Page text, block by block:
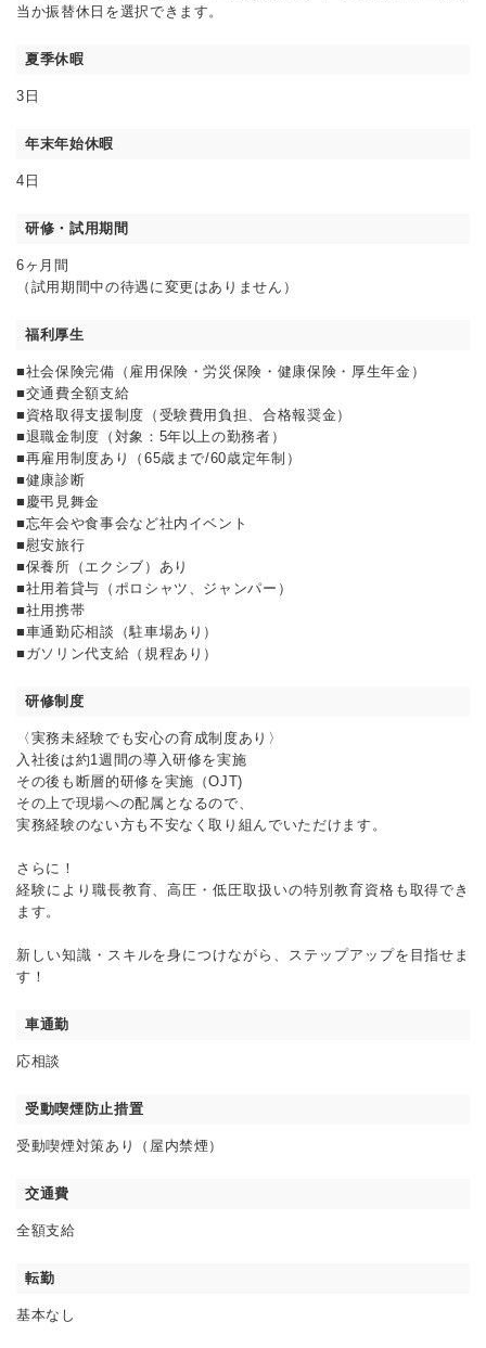
当か振替休日を選択できます。
夏季休暇
3日
年末年始休暇
4日
研修・試用期間
6ヶ月間
（試用期間中の待遇に変更はありません）
福利厚生
■社会保険完備（雇用保険・労災保険・健康保険・厚生年金）
■交通費全額支給
■資格取得支援制度（受験費用負担、合格報奨金）
■退職金制度（対象：5年以上の勤務者）
■再雇用制度あり（65歳まで/60歳定年制）
■健康診断
■慶弔見舞金
■忘年会や食事会など社内イベント
■慰安旅行
■保養所（エクシブ）あり
■社用着貸与（ポロシャツ、ジャンパー）
■社用携帯
■車通勤応相談（駐車場あり）
■ガソリン代支給（規程あり）
研修制度
〈実務未経験でも安心の育成制度あり〉
入社後は約1週間の導入研修を実施
その後も断層的研修を実施（OJT)
その上で現場への配属となるので、
実務経験のない方も不安なく取り組んでいただけます。
さらに！
経験により職長教育、高圧・低圧取扱いの特別教育資格も取得でき
ます。
新しい知識・スキルを身につけながら、ステップアップを目指せま
す！
車通勤
応相談
受動喫煙防止措置
受動喫煙対策あり（屋内禁煙）
交通費
全額支給
転勤
基本なし